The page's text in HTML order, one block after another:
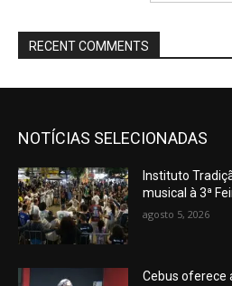
RECENT COMMENTS
NOTÍCIAS SELECIONADAS
Instituto
musical à 3ª
agosto 5, 2026
Cebus oferece